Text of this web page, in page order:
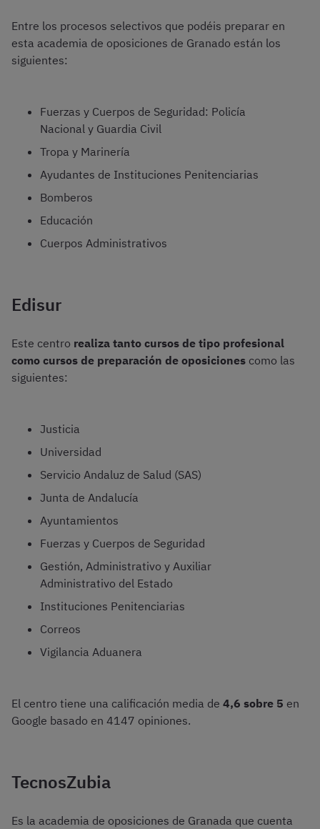
Entre los procesos selectivos que podéis preparar en
esta academia de oposiciones de Granado están los
siguientes:
Fuerzas y Cuerpos de Seguridad: Policía
Nacional y Guardia Civil
Tropa y Marinería
Ayudantes de Instituciones Penitenciarias
Bomberos
Educación
Cuerpos Administrativos
Edisur
Este centro realiza tanto cursos de tipo profesional
como cursos de preparación de oposiciones como las
siguientes:
Justicia
Universidad
Servicio Andaluz de Salud (SAS)
Junta de Andalucía
Ayuntamientos
Fuerzas y Cuerpos de Seguridad
Gestión, Administrativo y Auxiliar
Administrativo del Estado
Instituciones Penitenciarias
Correos
Vigilancia Aduanera
El centro tiene una calificación media de 4,6 sobre 5 en
Google basado en 4147 opiniones.
TecnosZubia
Es la academia de oposiciones de Granada que cuenta